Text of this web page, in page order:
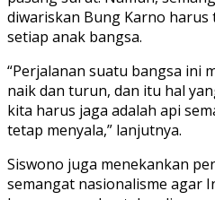
diwariskan Bung Karno harus
setiap anak bangsa.
“Perjalanan suatu bangsa ini
naik dan turun, dan itu hal
kita harus jaga adalah api
tetap menyala,” lanjutnya.
Siswono juga menekankan
semangat nasionalisme agar